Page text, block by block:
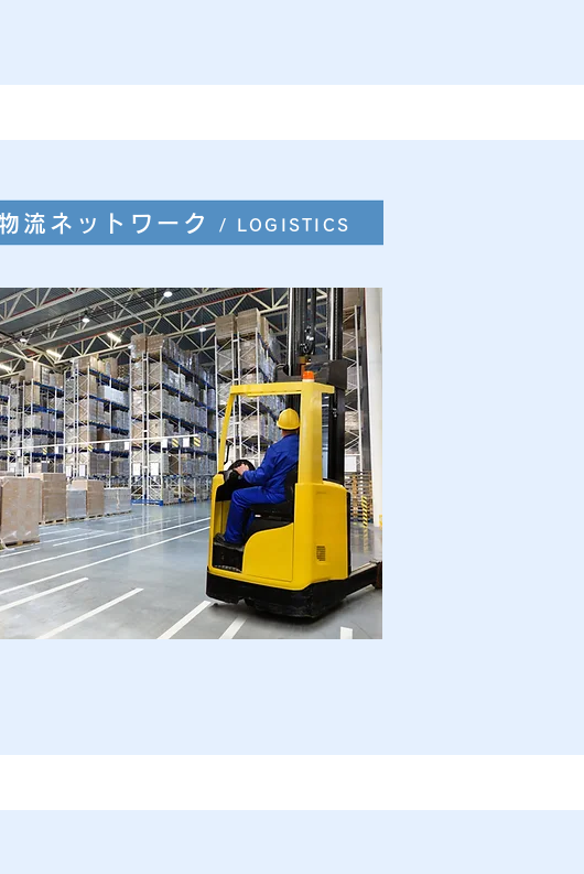
流ネットワーク / LOGISTICS